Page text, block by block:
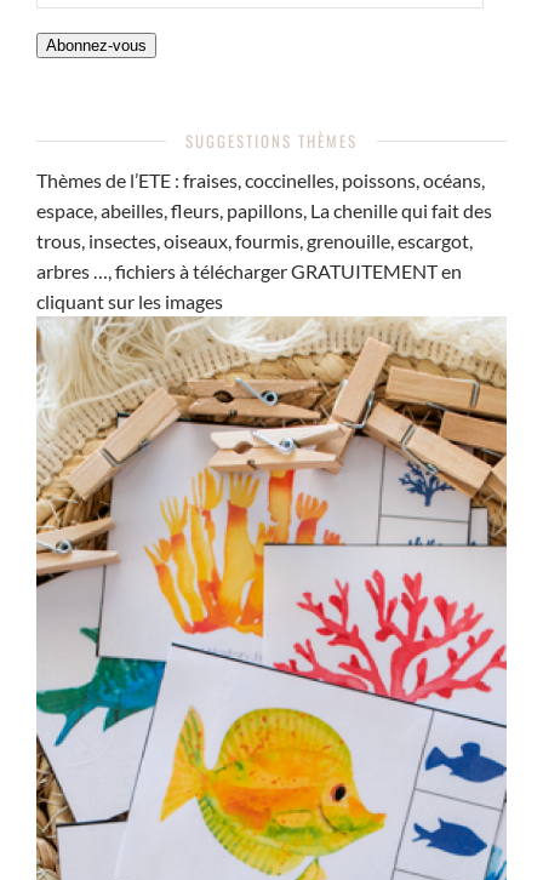
MAIL
Abonnez-vous
SUGGESTIONS THÈMES
Thèmes de l’ETE : fraises, coccinelles, poissons, océans,
espace, abeilles, fleurs, papillons, La chenille qui fait des
trous, insectes, oiseaux, fourmis, grenouille, escargot,
arbres …, fichiers à télécharger GRATUITEMENT en
cliquant sur les images